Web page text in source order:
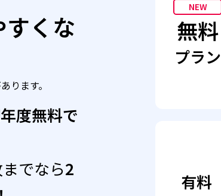
くな
ります。
度無料で
でなら2
NEW
無料
プラン
有料